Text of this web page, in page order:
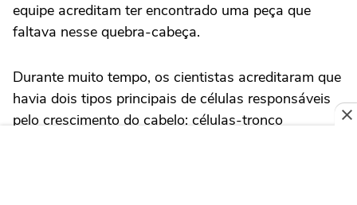
equipe acreditam ter encontrado uma peça que
faltava nesse quebra-cabeça.
Durante muito tempo, os cientistas acreditaram que
havia dois tipos principais de células responsáveis
pelo crescimento do cabelo: células-tronco